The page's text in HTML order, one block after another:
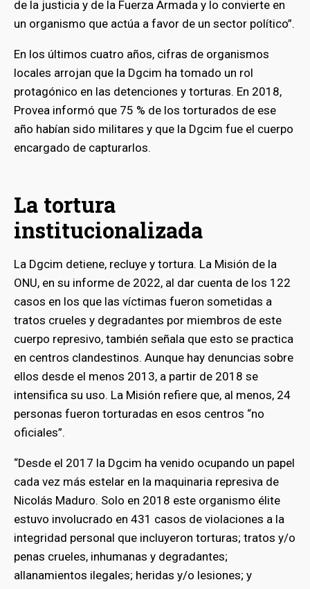
de la justicia y de la Fuerza Armada y lo convierte en
un organismo que actúa a favor de un sector político”.
En los últimos cuatro años, cifras de organismos
locales arrojan que la Dgcim ha tomado un rol
protagónico en las detenciones y torturas. En 2018,
Provea informó que 75 % de los torturados de ese
año habían sido militares y que la Dgcim fue el cuerpo
encargado de capturarlos.
La tortura
institucionalizada
La Dgcim detiene, recluye y tortura. La Misión de la
ONU, en su informe de 2022, al dar cuenta de los 122
casos en los que las víctimas fueron sometidas a
tratos crueles y degradantes por miembros de este
cuerpo represivo, también señala que esto se practica
en centros clandestinos. Aunque hay denuncias sobre
ellos desde el menos 2013, a partir de 2018 se
intensifica su uso. La Misión refiere que, al menos, 24
personas fueron torturadas en esos centros “no
oficiales”.
“Desde el 2017 la Dgcim ha venido ocupando un papel
cada vez más estelar en la maquinaria represiva de
Nicolás Maduro. Solo en 2018 este organismo élite
estuvo involucrado en 431 casos de violaciones a la
integridad personal que incluyeron torturas; tratos y/o
penas crueles, inhumanas y degradantes;
allanamientos ilegales; heridas y/o lesiones; y